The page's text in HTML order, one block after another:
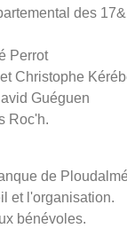
des
Perrot
Christophe
Guéguen
Roc'h.
de
et l'organisation.
bénévoles.